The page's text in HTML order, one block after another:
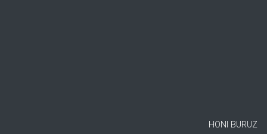
HONI BURUZ